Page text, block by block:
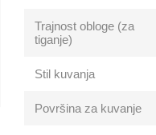
Trajnost obloge (za
tiganje)
Stil kuvanja
Površina za kuvanje